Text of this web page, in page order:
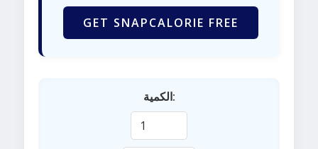
GET SNAPCALORIE FREE
الكمية: